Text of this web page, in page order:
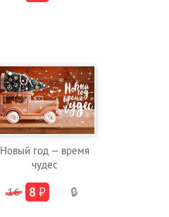
Новый год — время
чудес
16 8 ₽ 🔒